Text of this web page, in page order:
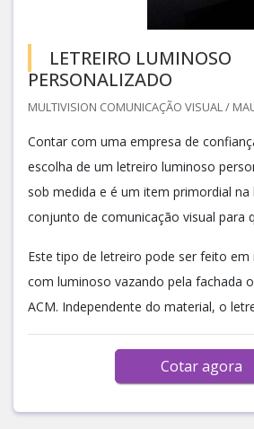
LETREIRO LUMINOSO
PERSONALIZADO
MULTIVISION COMUNICAÇÃO VISUAL /
Contar com uma empresa de
escolha de um letreiro luminoso
sob medida e é um item primordial
conjunto de comunicação visual para
Este tipo de letreiro pode ser feito em
com luminoso vazando pela fachada
ACM. Independente do material, o
Cotar agora